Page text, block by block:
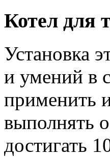
Котел для
Установка
и умений в
применить
выполнять
достигать